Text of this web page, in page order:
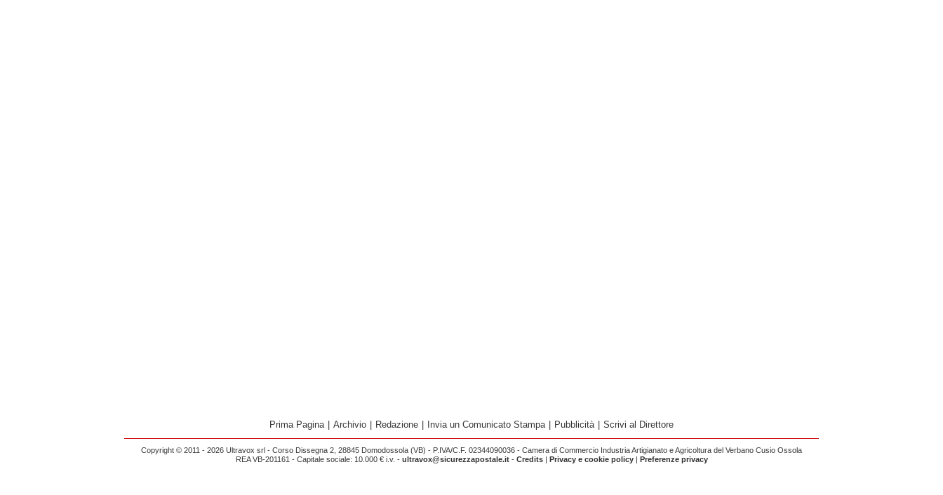
Prima Pagina Archivio Redazione Invia un Comunicato Stampa Pubblicità Scrivi al Direttore
Copyright © 2011 - 2026 Ultravox srl - Corso Dissegna 2, 28845 Domodossola (VB) - P.IVA/C.F. 02344090036 - Camera di Commercio Industria Artigianato e Agricoltura del Verbano Cusio Ossola
REA VB-201161 - Capitale sociale: 10.000 € i.v. - ultravox@sicurezzapostale.it- Credits| Privacy e cookie policy| Preferenze privacy